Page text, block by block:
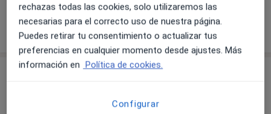
Cardiólogo
Urólogo
Buscar otra especialidad
rechazas todas las cookies, solo utilizaremos las
necesarias para el correcto uso de nuestra página.
Puedes retirar tu consentimiento o actualizar tus
preferencias en cualquier momento desde ajustes. Más
información en Política de cookies.
Configurar